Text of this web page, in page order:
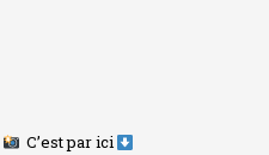
C’est par ici